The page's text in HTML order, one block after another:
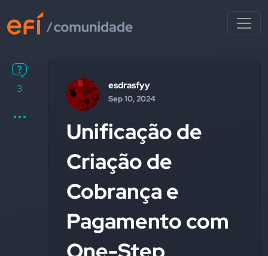
3 esdrasfyy
Sep 10, 2024
Unificação de
Criação de
Cobrança e
Pagamento com